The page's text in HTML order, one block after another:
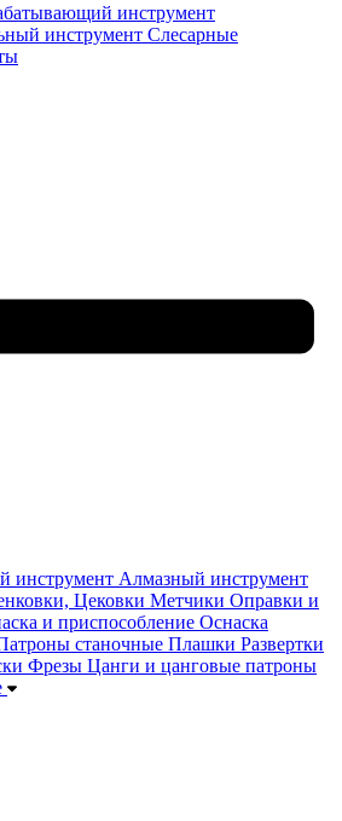
инструмент
инструмент Слесарные
инструмент Алмазный инструмент
Цековки Метчики Оправки и
и приспособление Оснаска
станочные Плашки Развертки
Фрезы Цанги и цанговые патроны